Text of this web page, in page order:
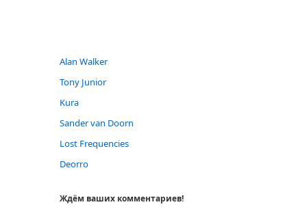
Alan Walker
Tony Junior
Kura
Sander van Doorn
Lost Frequencies
Deorro
Ждём ваших комментариев!